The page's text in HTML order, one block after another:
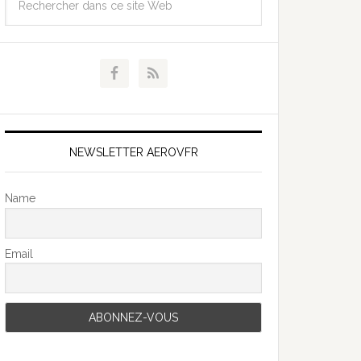
NEWSLETTER AEROVFR
Name
Email